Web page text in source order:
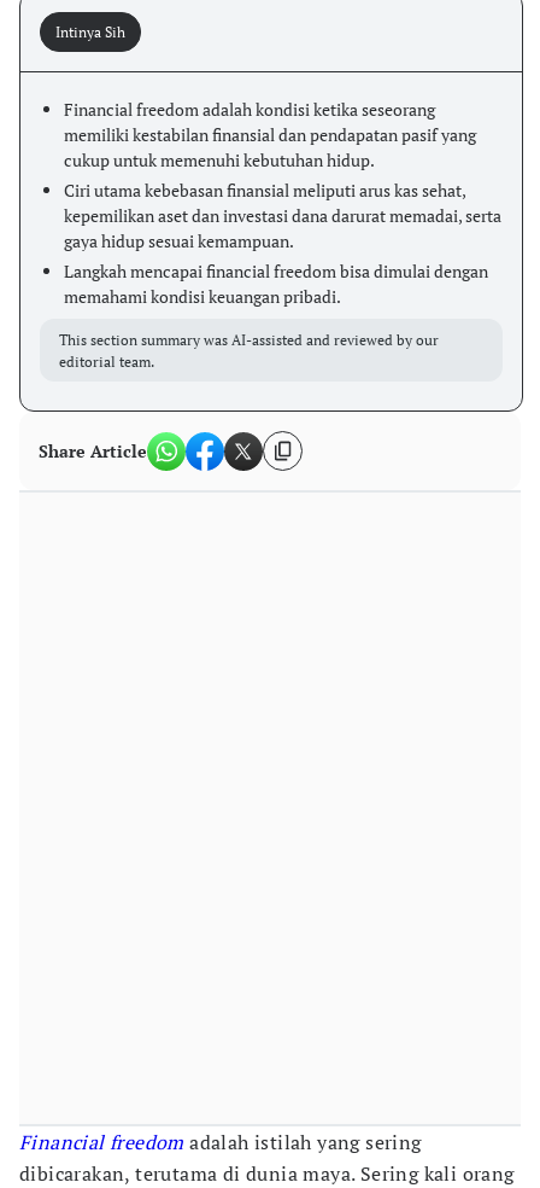
Intinya Sih
Financial freedom adalah kondisi ketika seseorang
memiliki kestabilan finansial dan pendapatan pasif yang
cukup untuk memenuhi kebutuhan hidup.
Ciri utama kebebasan finansial meliputi arus kas sehat,
kepemilikan aset dan investasi dana darurat memadai, serta
gaya hidup sesuai kemampuan.
Langkah mencapai financial freedom bisa dimulai dengan
memahami kondisi keuangan pribadi.
This section summary was AI-assisted and reviewed by our
editorial team.
Share Article
Financial freedom adalah istilah yang sering
dibicarakan, terutama di dunia maya. Sering kali orang